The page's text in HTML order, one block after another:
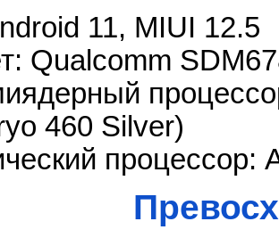
11, MIUI 12.5
Qualcomm
460 Silver)
процессор: